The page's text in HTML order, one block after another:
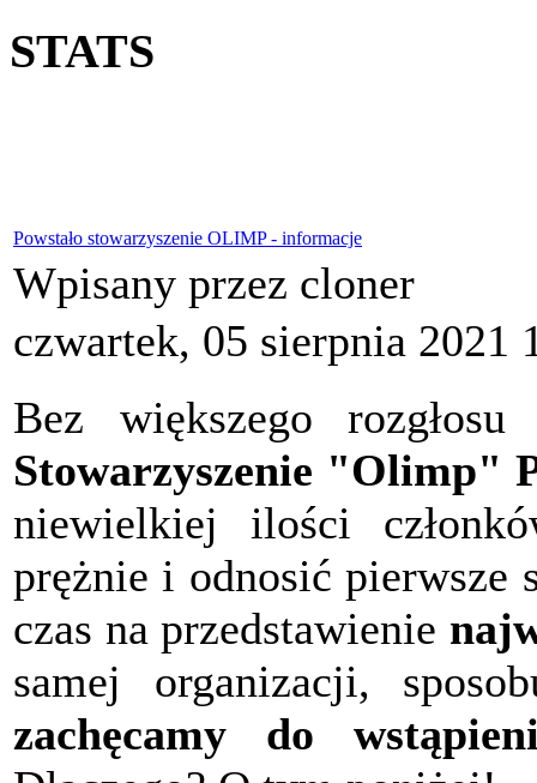
STATS
Powstało stowarzyszenie OLIMP - informacje
Wpisany przez cloner
czwartek, 05 sierpnia 2021
Bez większego
Stowarzyszenie "Olimp"
niewielkiej ilości
prężnie i odnosić pierwsze
czas na przedstawienie
samej organizacji,
zachęcamy do